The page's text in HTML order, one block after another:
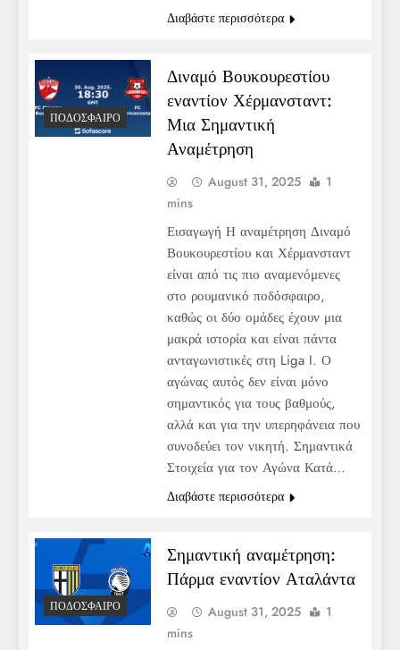
Διαβάστε περισσότερα
ΠΟΔΌΣΦΑΙΡΟ
Διναμό Βουκουρεστίου
εναντίον Χέρμανσταντ:
Μια Σημαντική
Αναμέτρηση
August 31, 2025
1
mins
Εισαγωγή Η αναμέτρηση Διναμό
Βουκουρεστίου και Χέρμανσταντ
είναι από τις πιο αναμενόμενες
στο ρουμανικό ποδόσφαιρο,
καθώς οι δύο ομάδες έχουν μια
μακρά ιστορία και είναι πάντα
ανταγωνιστικές στη Liga I. Ο
αγώνας αυτός δεν είναι μόνο
σημαντικός για τους βαθμούς,
αλλά και για την υπερηφάνεια που
συνοδεύει τον νικητή. Σημαντικά
Στοιχεία για τον Αγώνα Κατά…
Διαβάστε περισσότερα
ΠΟΔΌΣΦΑΙΡΟ
Σημαντική αναμέτρηση:
Πάρμα εναντίον Αταλάντα
August 31, 2025
1
mins